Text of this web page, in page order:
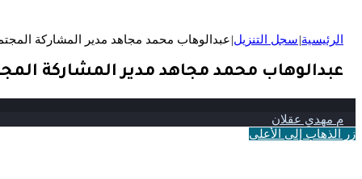
الرئيسية|سجل التنزيل|عبدالوهاب محمد مجاهد مدير المشاركة
عبدالوهاب محمد مجاهد مدير المشاركة
م مهدي عقلان
زر الذهاب إلى الأعلى